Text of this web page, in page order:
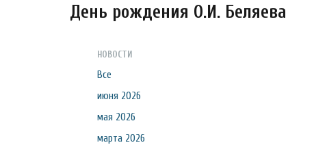
День рождения О.И. Беляева
НОВОСТИ
Все
июня 2026
мая 2026
марта 2026